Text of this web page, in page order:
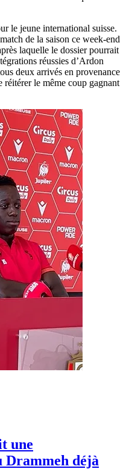
le jeune international suisse.
de la saison ce week-end
laquelle le dossier pourrait
réussies d’Ardon
deux arrivés en provenance
le même coup gagnant
une
Drammeh déjà